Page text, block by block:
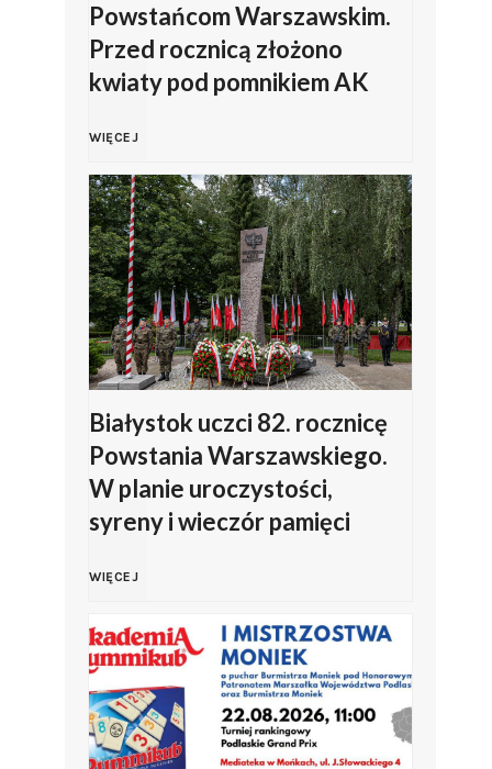
Z
a
m
b
r
o
w
k
i
e
g
o
K
a
p
r
a
s
z
a
a
o
b
c
h
o
Powstańcom Warszawskim.
Przed rocznicą złożono
kwiaty pod pomnikiem AK
WIĘCEJS
u
w
a
ł
i
o
d
d
a
ł
Białystok uczci 82. rocznicę
Powstania Warszawskiego.
W planie uroczystości,
syreny i wieczór pamięci
WIĘCEJB
i
a
ł